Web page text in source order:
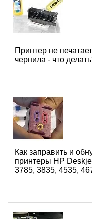
Принтер не
чернила - что
Как заправить и
принтеры HP
3785, 3835, 4535,